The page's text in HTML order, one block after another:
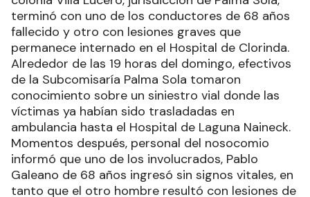
terminó con uno de los conductores de 68 años
fallecido y otro con lesiones graves que
permanece internado en el Hospital de Clorinda.
Alrededor de las 19 horas del domingo, efectivos
de la Subcomisaría Palma Sola tomaron
conocimiento sobre un siniestro vial donde las
víctimas ya habían sido trasladadas en
ambulancia hasta el Hospital de Laguna Naineck.
Momentos después, personal del nosocomio
informó que uno de los involucrados, Pablo
Galeano de 68 años ingresó sin signos vitales, en
tanto que el otro hombre resultó con lesiones de